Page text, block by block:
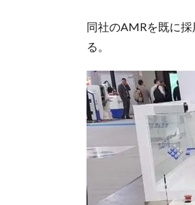
同社のAMRを既に
る。